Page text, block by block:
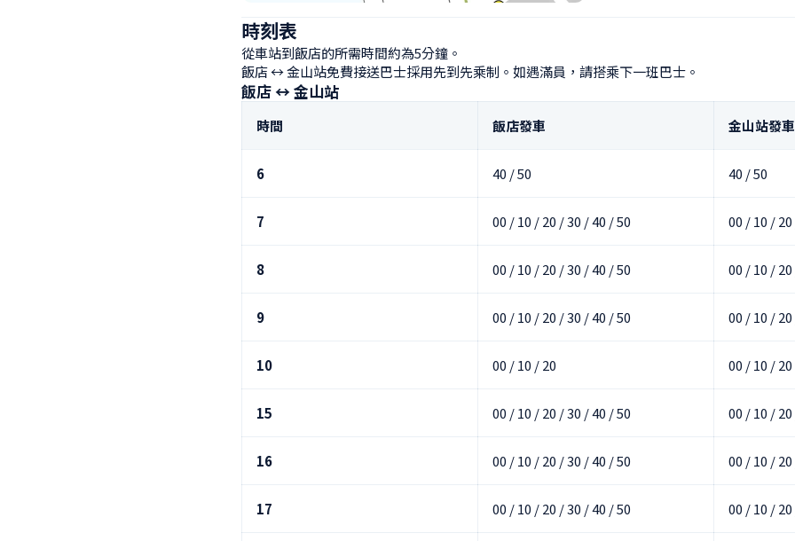
時刻表
從車站到飯店的所需時間約為5分鐘。
飯店 ↔ 金山站免費接送巴士採用先到先乘制。如遇滿員，請搭乘下一班巴士。
飯店 ↔ 金山站
時間 飯店發車 金山站發車
6 40 / 50 40 / 50
7 00 / 10 / 20 / 30 / 40 / 50 00 / 10 /
8 00 / 10 / 20 / 30 / 40 / 50 00 / 10 /
9 00 / 10 / 20 / 30 / 40 / 50 00 / 10 /
10 00 / 10 / 20 00 / 10 / 20
15 00 / 10 / 20 / 30 / 40 / 50 00 / 10 /
16 00 / 10 / 20 / 30 / 40 / 50 00 / 10 /
17 00 / 10 / 20 / 30 / 40 / 50 00 / 10 /